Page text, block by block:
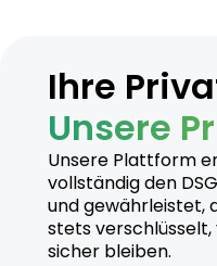
Ihre
Unsere
Unsere Plattform
vollständig den
und gewährleistet,
stets
sicher bleiben.